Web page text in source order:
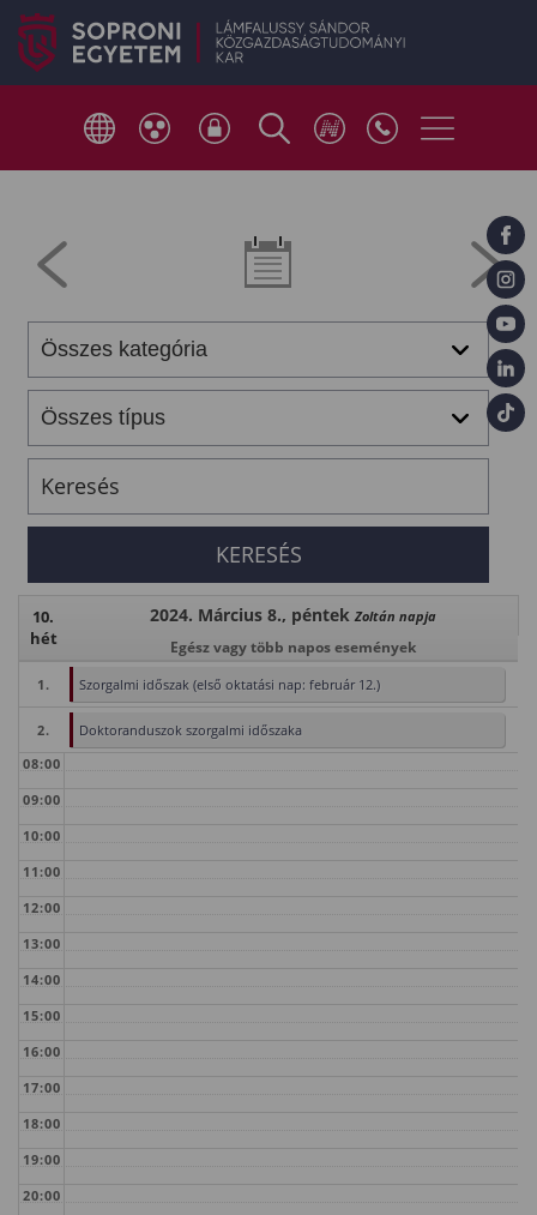
10.
hét
2024. Március 8., péntekZoltán napja
Egész vagy több napos események
1. Szorgalmi időszak (első oktatási nap: február 12.)
2.
Doktoranduszok szorgalmi időszaka
08:00
09:00
10:00
11:00
12:00
13:00
14:00
15:00
16:00
17:00
18:00
19:00
20:00